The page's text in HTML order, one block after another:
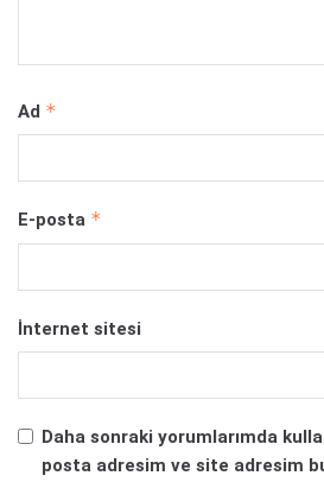
Ad *
E-posta *
İnternet sitesi
Daha sonraki yorumlarımda
posta adresim ve site adresim